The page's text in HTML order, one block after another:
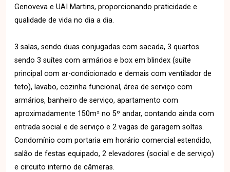
Genoveva e UAI Martins, proporcionando praticidade e
qualidade de vida no dia a dia.
3 salas, sendo duas conjugadas com sacada, 3 quartos
sendo 3 suítes com armários e box em blindex (suíte
principal com ar-condicionado e demais com ventilador de
teto), lavabo, cozinha funcional, área de serviço com
armários, banheiro de serviço, apartamento com
aproximadamente 150m² no 5º andar, contando ainda com
entrada social e de serviço e 2 vagas de garagem soltas.
Condomínio com portaria em horário comercial estendido,
salão de festas equipado, 2 elevadores (social e de serviço)
e circuito interno de câmeras.